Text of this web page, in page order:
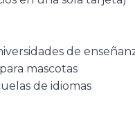
de
mascotas
de idiomas